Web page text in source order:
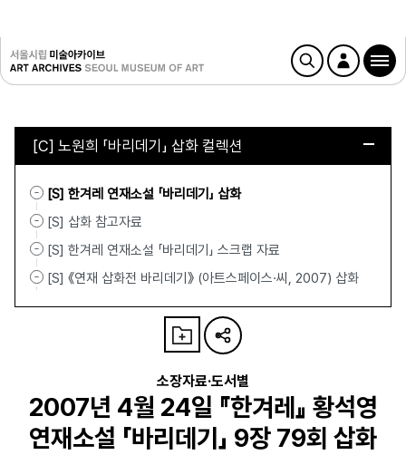
[C] 노원희 「바리데기」 삽화 컬렉션
[S] 한겨레 연재소설 「바리데기」 삽화
[S] 삽화 참고자료
[S] 한겨레 연재소설 「바리데기」 스크랩 자료
[S] 《연재 삽화전 바리데기》 (아트스페이스·씨, 2007) 삽화
소장자료·도서별
2007년 4월 24일 『한겨레』 황석영
연재소설 「바리데기」 9장 79회 삽화